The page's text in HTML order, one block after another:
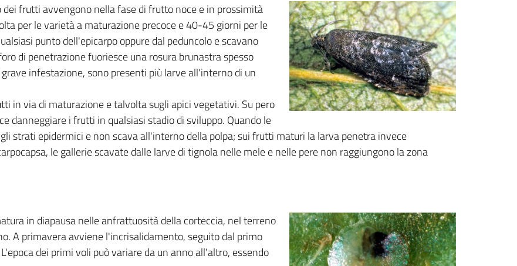
dei frutti avvengono nella fase di frutto noce e in prossimità
per le varietà a maturazione precoce e 40-45 giorni per le
punto dell'epicarpo oppure dal peduncolo e scavano
di penetrazione fuoriesce una rosura brunastra spesso
infestazione, sono presenti più larve all'interno di un
in via di maturazione e talvolta sugli apici vegetativi. Su pero
danneggiare i frutti in qualsiasi stadio di sviluppo. Quando le
strati epidermici e non scava all'interno della polpa; sui frutti maturi la larva penetra invece
le gallerie scavate dalle larve di tignola nelle mele e nelle pere non raggiungono la zona
in diapausa nelle anfrattuosità della corteccia, nel terreno
A primavera avviene l'incrisalidamento, seguito dal primo
dei primi voli può variare da un anno all'altro, essendo